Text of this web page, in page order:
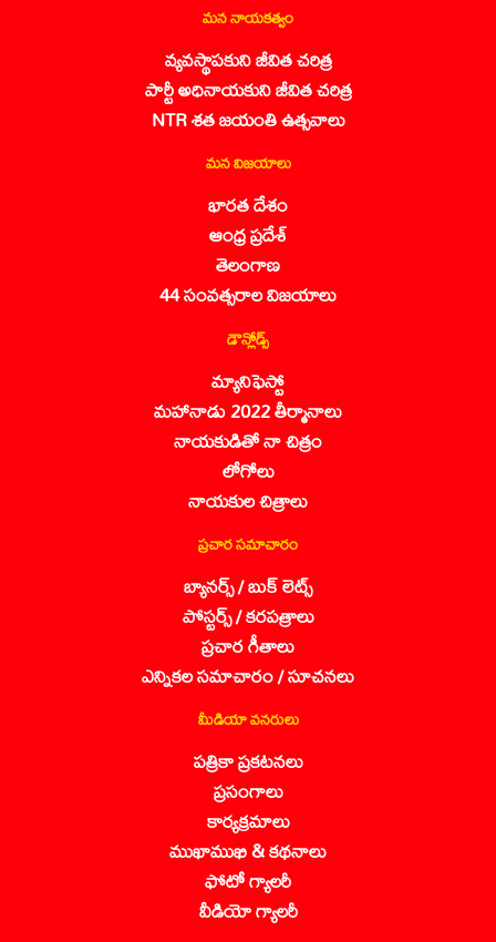
మన నాయకత్వం
వ్యవస్థాపకుని జీవిత చరిత్ర
పార్టీ అధినాయకుని జీవిత చరిత్ర
NTR శత జయంతి ఉత్సవాలు
మన విజయాలు
భారత దేశం
ఆంధ్ర ప్రదేశ్
తెలంగాణ
44 సంవత్సరాల విజయాలు
డౌన్లోడ్స్
మ్యానిఫెస్టో
మహానాడు 2022 తీర్మానాలు
నాయకుడితో నా చిత్రం
లోగోలు
నాయకుల చిత్రాలు
ప్రచార సమాచారం
బ్యానర్స్ / బుక్ లెట్స్
పోస్టర్స్ / కరపత్రాలు
ప్రచార గీతాలు
ఎన్నికల సమాచారం / సూచనలు
మీడియా వనరులు
పత్రికా ప్రకటనలు
ప్రసంగాలు
కార్యక్రమాలు
ముఖాముఖి & కథనాలు
ఫోటో గ్యాలరీ
వీడియో గ్యాలరీ